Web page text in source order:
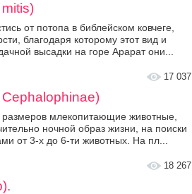
от потопа в библейском ковчеге,
благодаря которому этот вид и
высадки на горе Арарат они...
17 037
млекопитающие животные,
ночной образ жизни, на поиски
от 3-х до 6-ти животных. На пл...
18 267